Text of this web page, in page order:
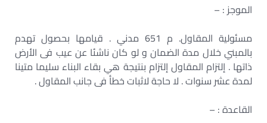
الموجز : –
مسئولية المقاول. م 651 مدني . قيامها بحصول تهدم
بالمبني خلال مدة الضمان و لو كان ناشئا عن عيب فى الأرض
ذاتها . إلتزام المقاول إلتزام بنتيجة هي بقاء البناء سليما متينا
لمدة عشر سنوات . لا حاجة لاثبات خطأ فى جانب المقاول .
القاعدة : –